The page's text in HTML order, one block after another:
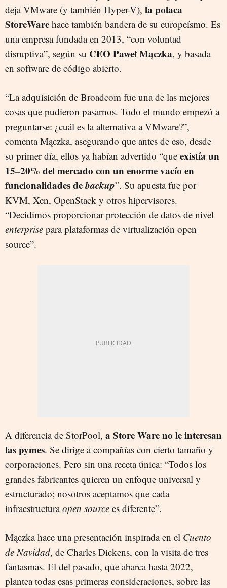
deja VMware (y también Hyper-V), la polaca
StoreWare hace también bandera de su europeísmo. Es
una empresa fundada en 2013, “con voluntad
disruptiva”, según su CEO Paweł Mączka, y basada
en software de código abierto.
“La adquisición de Broadcom fue una de las mejores
cosas que pudieron pasarnos. Todo el mundo empezó a
preguntarse: ¿cuál es la alternativa a VMware?”,
comenta Mączka, asegurando que antes de eso, desde
su primer día, ellos ya habían advertido “que existía un
15–20% del mercado con un enorme vacío en
funcionalidades debackup”. Su apuesta fue por
KVM, Xen, OpenStack y otros hipervisores.
“Decidimos proporcionar protección de datos de nivel
enterprise para plataformas de virtualización open
source”.
A diferencia de StorPool, a Store Ware no le interesan
las pymes. Se dirige a compañías con cierto tamaño y
corporaciones. Pero sin una receta única: “Todos los
grandes fabricantes quieren un enfoque universal y
estructurado; nosotros aceptamos que cada
infraestructuraopen source es diferente”.
Mączka hace una presentación inspirada en el Cuento
de Navidad, de Charles Dickens, con la visita de tres
fantasmas. El del pasado, que abarca hasta 2022,
plantea todas esas primeras consideraciones, sobre las